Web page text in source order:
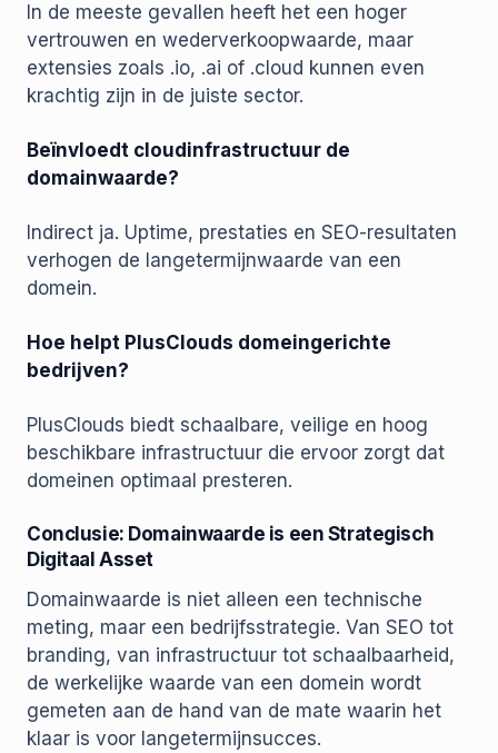
In de meeste gevallen heeft het een hoger
vertrouwen en wederverkoopwaarde, maar
extensies zoals .io, .ai of .cloud kunnen even
krachtig zijn in de juiste sector.
Beïnvloedt cloudinfrastructuur de
domainwaarde?
Indirect ja. Uptime, prestaties en SEO-resultaten
verhogen de langetermijnwaarde van een
domein.
Hoe helpt PlusClouds domeingerichte
bedrijven?
PlusClouds biedt schaalbare, veilige en hoog
beschikbare infrastructuur die ervoor zorgt dat
domeinen optimaal presteren.
Conclusie: Domainwaarde is een Strategisch
Digitaal Asset
Domainwaarde is niet alleen een technische
meting, maar een bedrijfsstrategie. Van SEO tot
branding, van infrastructuur tot schaalbaarheid,
de werkelijke waarde van een domein wordt
gemeten aan de hand van de mate waarin het
klaar is voor langetermijnsucces.